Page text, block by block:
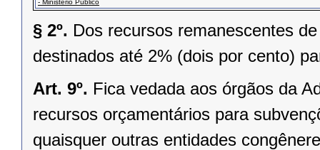
§ 2º. Dos recursos remanescentes
destinados até 2% (dois por cento)
Art. 9º. Fica vedada aos órgãos da
recursos orçamentários para
quaisquer outras entidades